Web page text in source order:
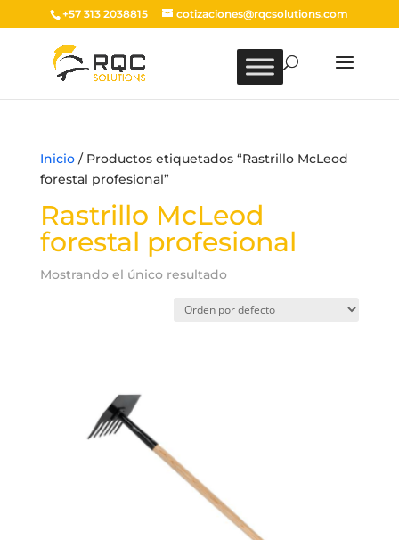
+57 313 2038815 cotizaciones@rqcsolutions.com
Inicio/ Productos etiquetados “Rastrillo McLeod
forestal profesional”
Rastrillo McLeod
forestal profesional
Mostrando el único resultado